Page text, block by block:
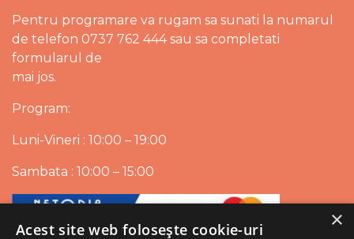
Pentru programare va rugam sa sunati la numarul
de telefon 0737 762 444 sau sa completati
formularul de
mai jos.
Program:
Luni-Vineri : 10:00 – 19:00
Sambata : 10:00 – 15:00
×
Acest site web folosește cookie-uri